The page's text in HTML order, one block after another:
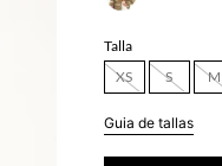
Talla
XS
S M
Guia de tallas